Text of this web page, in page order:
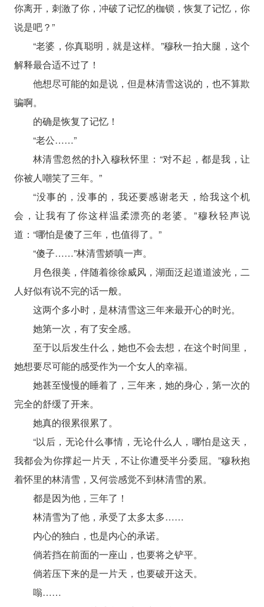
你离开，刺激了你，冲破了记忆的枷锁，恢复了记忆，你
说是吧？”
“老婆，你真聪明，就是这样。”穆秋一拍大腿，这个
解释最合适不过了！
他想尽可能的如是说，但是林清雪这说的，也不算欺
骗啊。
的确是恢复了记忆！
“老公……”
林清雪忽然的扑入穆秋怀里：“对不起，都是我，让
你被人嘲笑了三年。”
“没事的，没事的，我还要感谢老天，给我这个机
会，让我有了你这样温柔漂亮的老婆。”穆秋轻声说
道：“哪怕是傻了三年，也值得了。”
“傻子……”林清雪娇嗔一声。
月色很美，伴随着徐徐威风，湖面泛起道道波光，二
人好似有说不完的话一般。
这两个多小时，是林清雪这三年来最开心的时光。
她第一次，有了安全感。
至于以后发生什么，她也不会去想，在这个时间里，
她想要尽可能的感受作为一个女人的幸福。
她甚至慢慢的睡着了，三年来，她的身心，第一次的
完全的舒缓了开来。
她真的很累很累了。
“以后，无论什么事情，无论什么人，哪怕是这天，
我都会为你撑起一片天，不让你遭受半分委屈。”穆秋抱
着怀里的林清雪，又何尝感觉不到林清雪的累。
都是因为他，三年了！
林清雪为了他，承受了太多太多……
内心的独白，也是内心的承诺。
倘若挡在前面的一座山，也要将之铲平。
倘若压下来的是一片天，也要破开这天。
嗡……